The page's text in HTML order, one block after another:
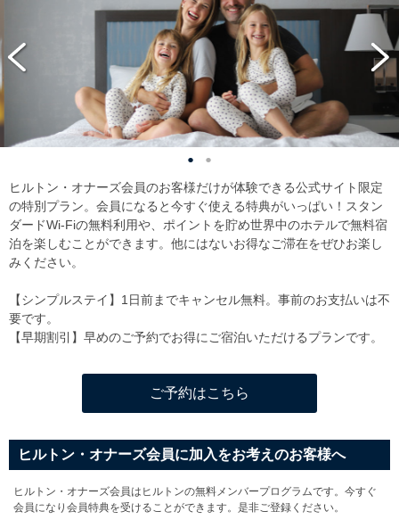
ヒルトン・オナーズ会員のお客様だけが体験できる公式サイト限定
の特別プラン。会員になると今すぐ使える特典がいっぱい！スタン
ダードWi-Fiの無料利用や、ポイントを貯め世界中のホテルで無料宿
泊を楽しむことができます。他にはないお得なご滞在をぜひお楽し
みください。
【シンプルステイ】1日前までキャンセル無料。事前のお支払いは不
要です。
【早期割引】早めのご予約でお得にご宿泊いただけるプランです。
ご予約はこちら
ヒルトン・オナーズ会員に加入をお考えのお客様へ
ヒルトン・オナーズ会員はヒルトンの無料メンバープログラムです。今すぐ
会員になり会員特典を受けることができます。是非ご登録ください。